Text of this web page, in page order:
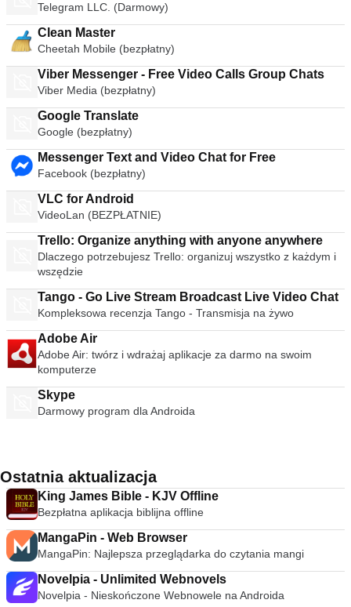
Telegram LLC. (Darmowy)
Clean Master
Cheetah Mobile (bezpłatny)
Viber Messenger - Free Video Calls Group Chats
Viber Media (bezpłatny)
Google Translate
Google (bezpłatny)
Messenger Text and Video Chat for Free
Facebook (bezpłatny)
VLC for Android
VideoLan (BEZPŁATNIE)
Trello: Organize anything with anyone anywhere
Dlaczego potrzebujesz Trello: organizuj wszystko z każdym i
wszędzie
Tango - Go Live Stream Broadcast Live Video Chat
Kompleksowa recenzja Tango - Transmisja na żywo
Adobe Air
Adobe Air: twórz i wdrażaj aplikacje za darmo na swoim
komputerze
Skype
Darmowy program dla Androida
Ostatnia aktualizacja
King James Bible - KJV Offline
Bezpłatna aplikacja biblijna offline
MangaPin - Web Browser
MangaPin: Najlepsza przeglądarka do czytania mangi
Novelpia - Unlimited Webnovels
Novelpia - Nieskończone Webnowele na Androida